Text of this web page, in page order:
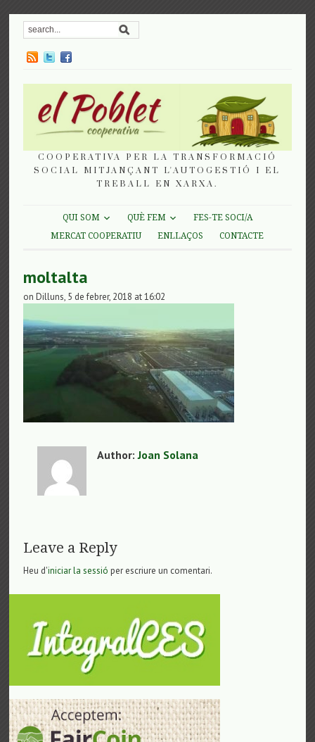
COOPERATIVA PER LA TRANSFORMACIÓ
SOCIAL MITJANÇANT L'AUTOGESTIÓ I EL
TREBALL EN XARXA.
QUI SOM QUÈ FEM
FES-TE SOCI/A
MERCAT COOPERATIU
ENLLAÇOS CONTACTE
moltalta
on Dilluns, 5 de febrer, 2018 at 16:02
Author:Joan Solana
Leave a Reply
Heu d'iniciar la sessió per escriure un comentari.